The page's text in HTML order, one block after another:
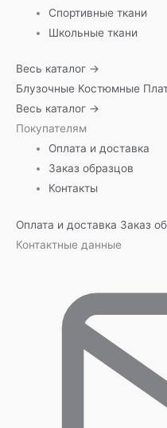
Спортивные ткани
Школьные ткани
Весь каталог →
Блузочные Костюмные
Весь каталог →
Покупателям
Оплата и доставка
Заказ образцов
Контакты
Оплата и доставка Заказ
Контактные данные